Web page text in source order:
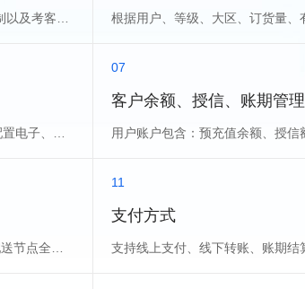
企业潜在客户招募、审核机制以及考客户的管理体系
2+2合同流程管理，依业务配置电子、线下、免签约
07
客户余额、授信、账期管理
订单履约全节点+快递物流配送节点全流程管理
11
支付方式